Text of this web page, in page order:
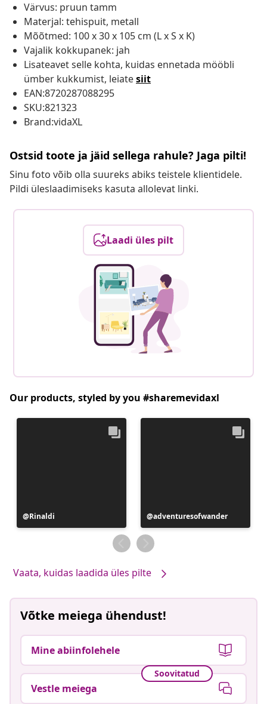
Värvus: pruun tamm
Materjal: tehispuit, metall
Mõõtmed: 100 x 30 x 105 cm (L x S x K)
Vajalik kokkupanek: jah
Lisateavet selle kohta, kuidas ennetada mööbli
ümber kukkumist, leiatesiit
EAN:8720287088295
SKU:821323
Brand:vidaXL
Ostsid toote ja jäid sellega rahule? Jaga pilti!
Sinu foto võib olla suureks abiks teistele klientidele.
Pildi üleslaadimiseks kasuta allolevat linki.
Laadi üles pilt
Our products, styled by you #sharemevidaxl
Postitus
avaldatud
Rinaldi
Postitus
avaldatud
adventuresofwander
Vaata, kuidas laadida üles pilte
Võtke meiega ühendust!
Mine abiinfolehele
Soovitatud
Vestle meiega